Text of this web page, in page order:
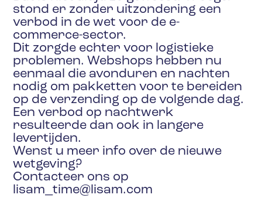
stond er zonder uitzondering een
verbod in de wet voor de e-
commerce-sector.
Dit zorgde echter voor logistieke
problemen. Webshops hebben nu
eenmaal die avonduren en nachten
nodig om pakketten voor te bereiden
op de verzending op de volgende dag.
Een verbod op nachtwerk
resulteerde dan ook in langere
levertijden.
Wenst u meer info over de nieuwe
wetgeving?
Contacteer ons op
lisam_time@lisam.com